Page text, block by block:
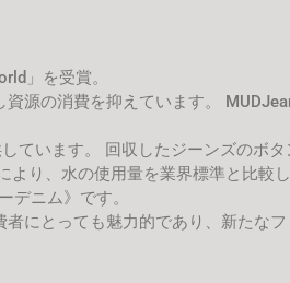
」を受賞。
源の消費を抑えています。
ています。 回収したジーンズのボ
り、水の使用量を業界標準と比較
デニム》です。
にとっても魅力的であり、新たな